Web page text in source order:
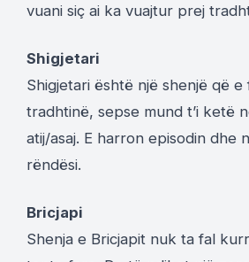
vuani siç ai ka vuajtur prej
Shigjetari
Shigjetari është një shenjë që e
tradhtinë, sepse mund t’i ketë
atij/asaj. E harron episodin dhe
rëndësi.
Bricjapi
Shenja e Bricjapit nuk ta fal